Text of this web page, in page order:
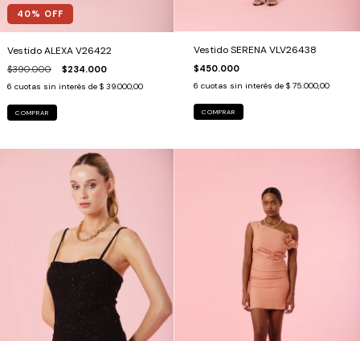
40% OFF
Vestido ALEXA V26422
$390.000 $234.000
6 cuotas sin interés de $ 39.000,00
COMPRAR
Vestido SERENA VLV26438
$450.000
6 cuotas sin interés de $ 75.000,00
COMPRAR